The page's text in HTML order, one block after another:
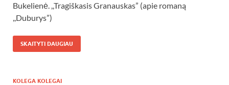
Bukelienė. ,,Tragiškasis Granauskas” (apie romaną
,,Duburys”)
SKAITYTI DAUGIAU
KOLEGA KOLEGAI